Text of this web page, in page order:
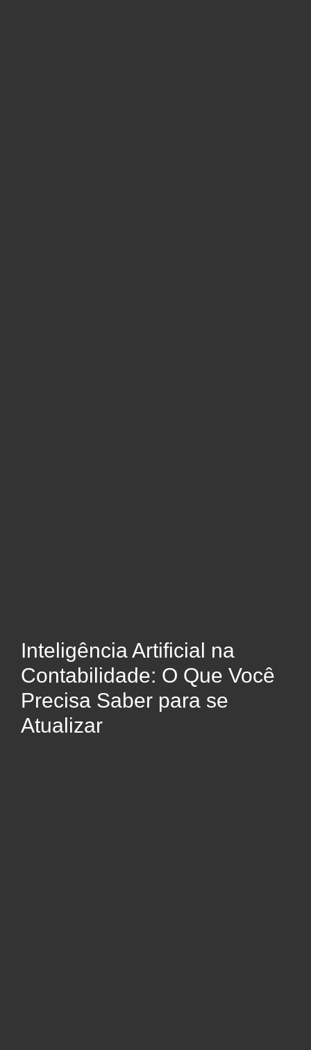
Inteligência Artificial na
Contabilidade: O Que Você
Precisa Saber para se
Atualizar